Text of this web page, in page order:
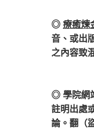
◎療癒煉
音、或出
之內容致
◎ 學院網
註明出處
論。翻（